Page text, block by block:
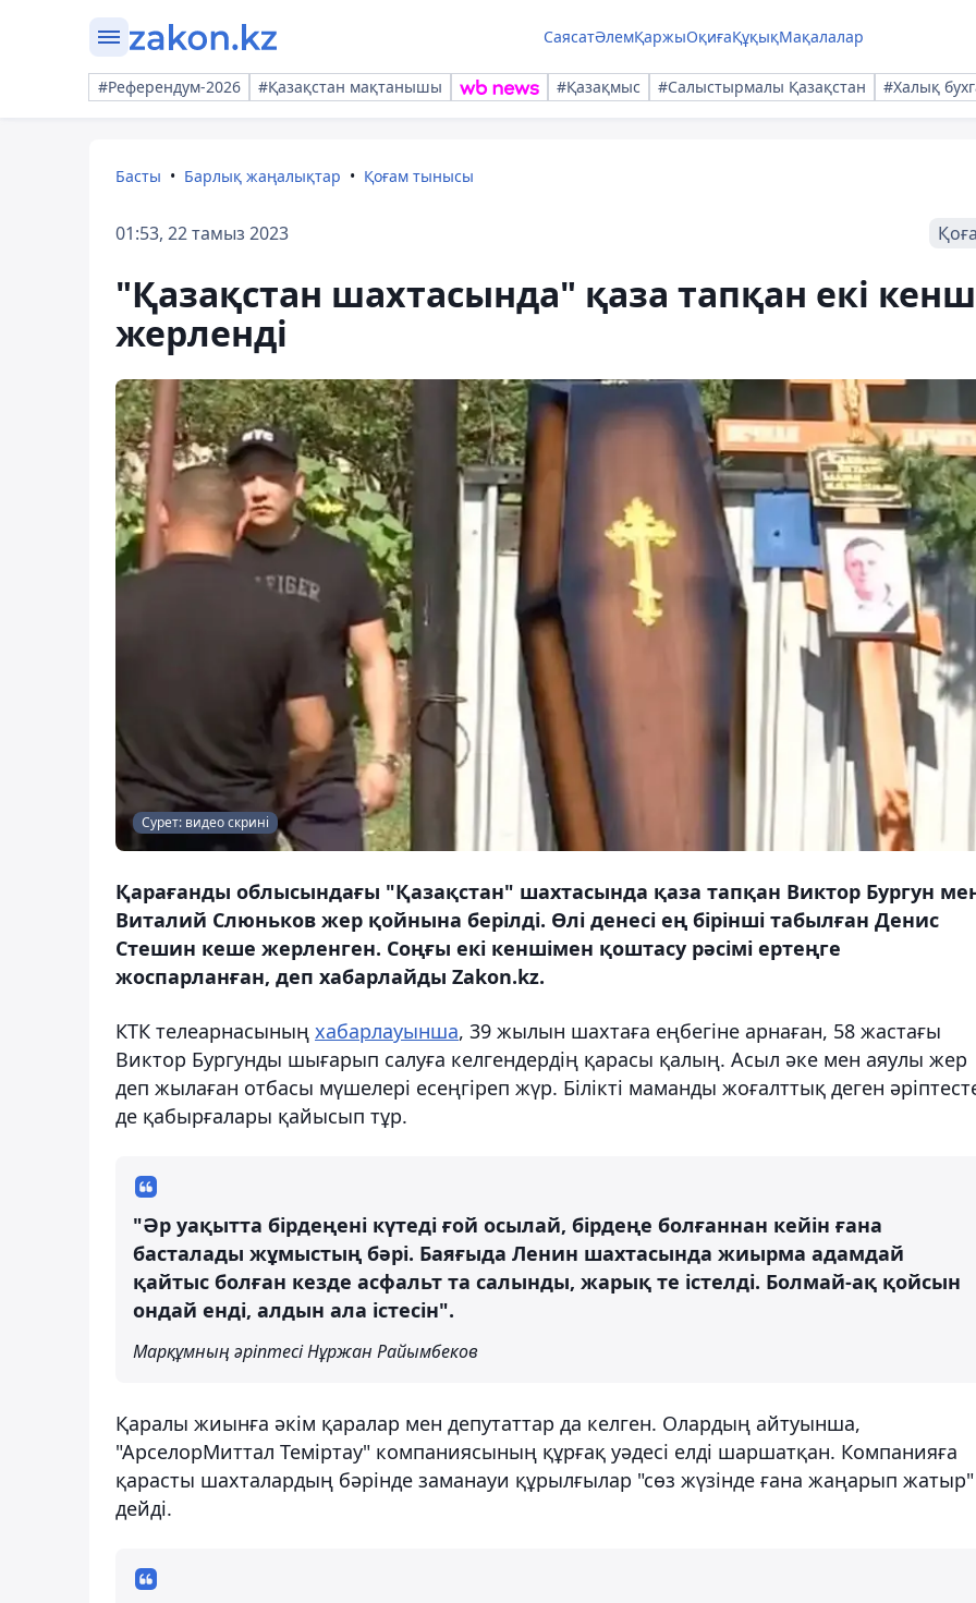
СаясатӘлемҚаржыОқиғаҚұқықМақалалар
#Референдум-2026 #Қазақстан мақтанышы #Қазақмыс #Салыстырмалы Қазақстан #Халық
Басты Барлық жаңалықтар Қоғам тынысы
01:53, 22 тамыз 2023
"Қазақстан шахтасында" қаза тапқан екі
жерленді
Сурет: видео скрині
Қарағанды облысындағы "Қазақстан" шахтасында қаза тапқан Виктор Бургун
Виталий Слюньков жер қойнына берілді. Өлі денесі ең бірінші табылған Денис
Стешин кеше жерленген. Соңғы екі кеншімен қоштасу рәсімі ертеңге
жоспарланған, деп хабарлайды Zakon.kz.
КТК телеарнасының хабарлауынша, 39 жылын шахтаға еңбегіне арнаған, 58 жастағы
Виктор Бургунды шығарып салуға келгендердің қарасы қалың. Асыл әке мен аяулы жер
деп жылаған отбасы мүшелері есеңгіреп жүр. Білікті маманды жоғалттық деген
де қабырғалары қайысып тұр.
"Әр уақытта бірдеңені күтеді ғой осылай, бірдеңе болғаннан кейін ғана
басталады жұмыстың бәрі. Баяғыда Ленин шахтасында жиырма адамдай
қайтыс болған кезде асфальт та салынды, жарық те істелді. Болмай-ақ қойсын
ондай енді, алдын ала істесін".
Марқұмның әріптесі Нұржан Райымбеков
Қаралы жиынға әкім қаралар мен депутаттар да келген. Олардың айтуынша,
"АрселорМиттал Теміртау" компаниясының құрғақ уәдесі елді шаршатқан. Компанияға
қарасты шахталардың бәрінде заманауи құрылғылар "сөз жүзінде ғана жаңарып жатыр"
дейді.